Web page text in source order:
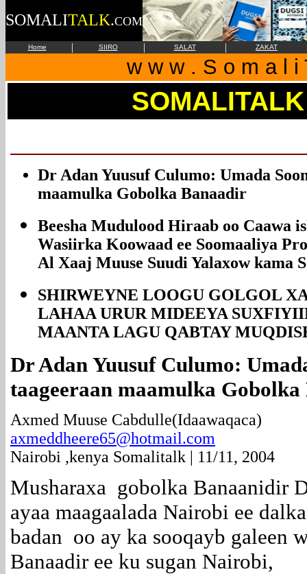
SOMALITALK.COM
Home | SIIRO | SALAT | ZAKAT
w w w . S o m a l i
SOMALITALK
Dr Adan Yuusuf Culumo: Umada
maamulka Gobolka Banaadir
Beesha Mudulood Hiraab oo Caawa
Wasiirka Koowaad ee Soomaaliya
Al Xaaj Muuse Suudi Yalaxow kama
SHIRWEYNE LOOGU GOLGOL
LAHAA URUR MIDEEYA
MAANTA LAGU QABTAY
Dr Adan Yuusuf Culumo:
taageeraan maamulka
Axmed Muuse Cabdulle(Idaawaqaca)
axmeddheere65@hotmail.com
Nairobi ,kenya Somalitalk | 11/11, 2004
Musharaxa gobolka Banaanidir
ayaa maagaalada Nairobi ee
badan oo ay ka sooqayb galeen
Banaadir ee ku sugan Nairobi,